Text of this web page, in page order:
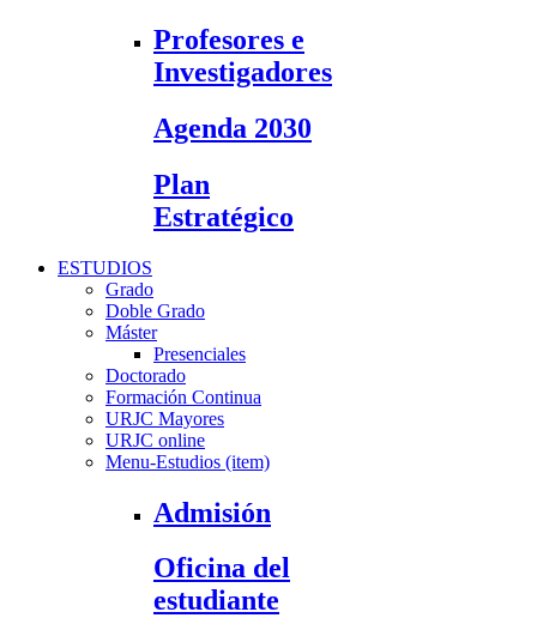
Profesores e
Investigadores
Agenda 2030
Plan
Estratégico
ESTUDIOS
Grado
Doble Grado
Máster
Presenciales
Doctorado
Formación Continua
URJC Mayores
URJC online
Menu-Estudios (item)
Admisión
Oficina del
estudiante